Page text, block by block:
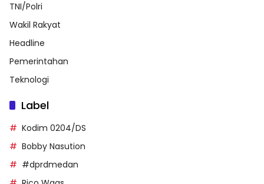
TNI/Polri
Wakil Rakyat
Headline
Pemerintahan
Teknologi
Label
Kodim 0204/DS
Bobby Nasution
#dprdmedan